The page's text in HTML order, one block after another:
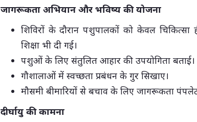
जागरूकता अभियान और भविष्य की योजना
शिविरों के दौरान पशुपालकों को केवल
शिक्षा भी दी गई।
पशुओं के लिए संतुलित आहार की उपयोगिता बताई।
गौशालाओं में स्वच्छता प्रबंधन के गुर सिखाए।
मौसमी बीमारियों से बचाव के लिए जागरूकता
दीर्घायु की कामना